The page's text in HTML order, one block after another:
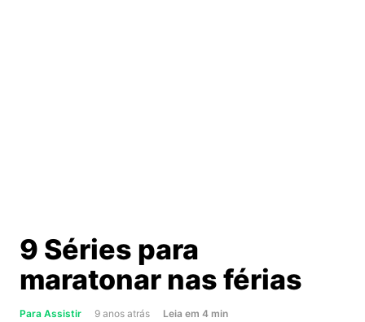
9 Séries para
maratonar nas férias
Para Assistir 9 anos atrás Leia about
em 4 min